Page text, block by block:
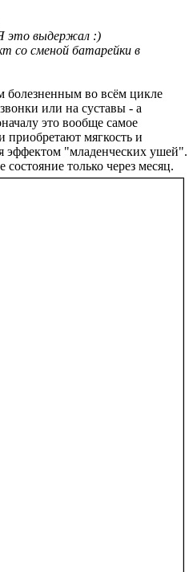
это выдержал :)
со сменой батарейки в
болезненным во всём цикле
или на суставы - а
это вообще самое
приобретают мягкость и
эффектом "младенческих ушей".
только через месяц.